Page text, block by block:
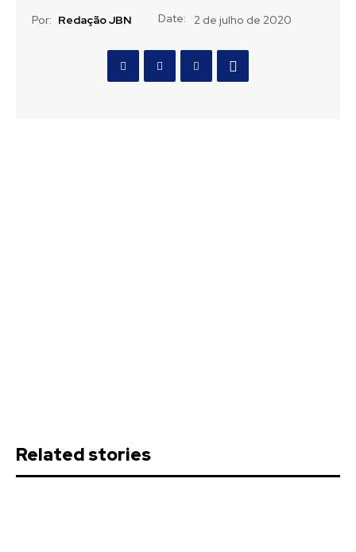
Por: Redação JBN Date: 2 de julho de 2020
Related stories